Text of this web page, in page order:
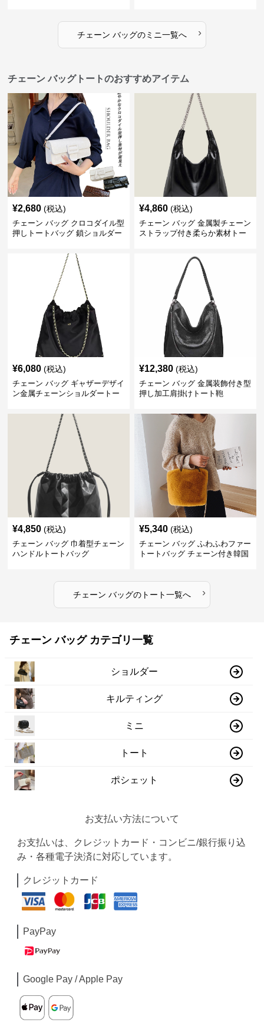
チェーン バッグのミニ一覧へ ›
チェーン バッグトートのおすすめアイテム
¥2,680 (税込)
チェーン バッグ クロコダイル型
押しトートバッグ 鎖ショルダー
¥4,860 (税込)
チェーン バッグ 金属製チェーン
ストラップ付き柔らか素材トー
¥6,080 (税込)
チェーン バッグ ギャザーデザイ
ン金属チェーンショルダートー
¥12,380 (税込)
チェーン バッグ 金属装飾付き型
押し加工肩掛けトート鞄
¥4,850 (税込)
チェーン バッグ 巾着型チェーン
ハンドルトートバッグ
¥5,340 (税込)
チェーン バッグ ふわふわファー
トートバッグ チェーン付き韓国
チェーン バッグのトート一覧へ ›
チェーン バッグ カテゴリ一覧
ショルダー
キルティング
ミニ
トート
ポシェット
お支払い方法について
お支払いは、クレジットカード・コンビニ/銀行振り込
み・各種電子決済に対応しています。
クレジットカード
PayPay
Google Pay / Apple Pay